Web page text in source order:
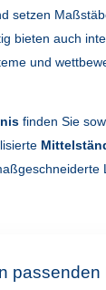
setzen
bieten auch
und
finden Sie
passenden